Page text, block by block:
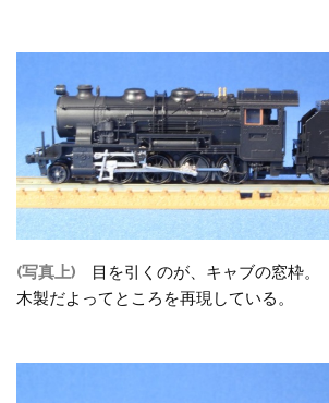
(写真上)
目を引くのが、キャブの窓枠。
木製だよってところを再現している。